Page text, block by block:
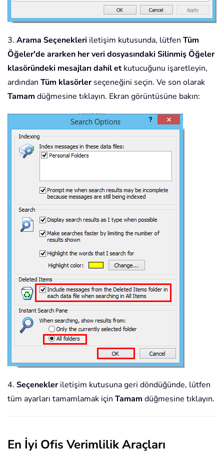
3. Arama Seçenekleri iletişim kutusunda, lütfen Tüm
Öğeler'de ararken her veri dosyasındaki Silinmiş Öğeler
klasöründeki mesajları dahil etkutucuğunu işaretleyin,
ardından Tüm klasörlerseçeneğini seçin. Ve son olarak
Tamam düğmesine tıklayın. Ekran görüntüsüne bakın:
4. Seçenekleriletişim kutusuna geri döndüğünde, lütfen
tüm ayarları tamamlamak için Tamam düğmesine tıklayın.
En İyi Ofis Verimlilik Araçları